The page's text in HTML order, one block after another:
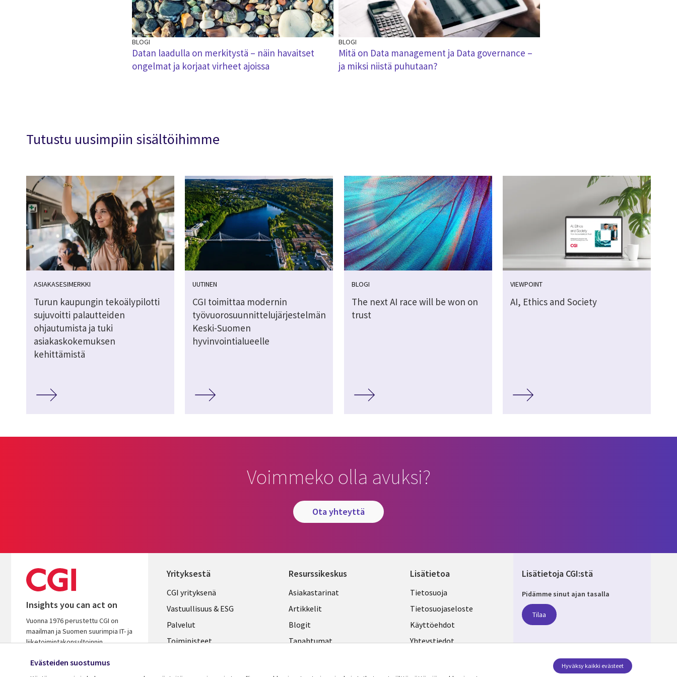
BLOGI
Datan laadulla on merkitystä – näin havaitset
ongelmat ja korjaat virheet ajoissa
BLOGI
Mitä on Data management ja Data governance –
ja miksi niistä puhutaan?
Tutustu uusimpiin sisältöihimme
ASIAKASESIMERKKI
Turun kaupungin tekoälypilotti
sujuvoitti palautteiden
ohjautumista ja tuki
asiakaskokemuksen
kehittämistä
UUTINEN
CGI toimittaa modernin
työvuorosuunnittelujärjestelmän
Keski-Suomen
hyvinvointialueelle
BLOGI
The next AI race will be won on
trust
VIEWPOINT
AI, Ethics and Society
Voimmeko olla avuksi?
ota yhteyttä
Insights you can act on
Vuonna 1976 perustettu CGI on
maailman ja Suomen suurimpia IT- ja
liiketoimintakonsultoinnin
osaavana kumppanina autamme
Yrityksestä
Useful
links
FINLAND
CGI yrityksenä
Vastuullisuus & ESG
Palvelut
Toimipisteet
Resurssikeskus
Library
Links
FINLAND
Asiakastarinat
Artikkelit
Blogit
Tapahtumat
Lisätietoa
Legal
FINLAND
Tietosuoja
Tietosuojaseloste
Käyttöehdot
Yhteystiedot
Lisätietoja CGI:stä
Pidämme sinut ajan tasalla
Tilaa
Seuraa meitä
Evästeiden suostumus Hyväksy kaikki evästeet